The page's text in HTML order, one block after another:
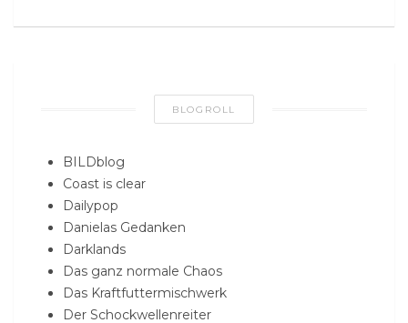
BLOGROLL
BILDblog
Coast is clear
Dailypop
Danielas Gedanken
Darklands
Das ganz normale Chaos
Das Kraftfuttermischwerk
Der Schockwellenreiter